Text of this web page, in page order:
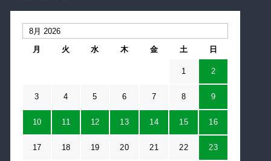
月 火 水 木 金 土 日
1 2
3 4 5 6 7 8 9
10 11 12 13 14 15 16
17 18 19 20 21 22 23